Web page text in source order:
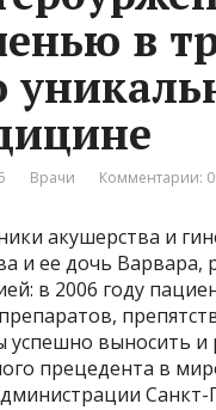
в
Врачи Комментарии: 0
акушерства и
и ее дочь Варвара,
в 2006 году
успешно выносить и
прецедента в
Санкт-